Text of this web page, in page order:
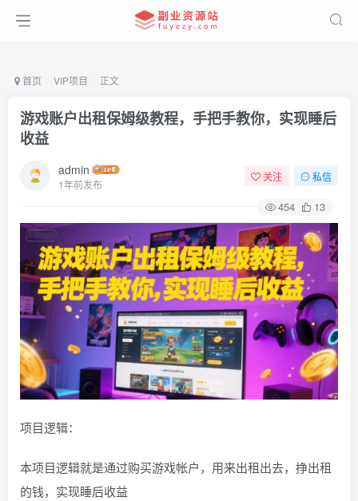
首页 VIP项目 正文
游戏账户出租保姆级教程，手把手教你，实现睡后
收益
admin
1年前发布
关注 私信
454 13
项目逻辑：
本项目逻辑就是通过购买游戏帐户，用来出租出去，挣出租
的钱，实现睡后收益